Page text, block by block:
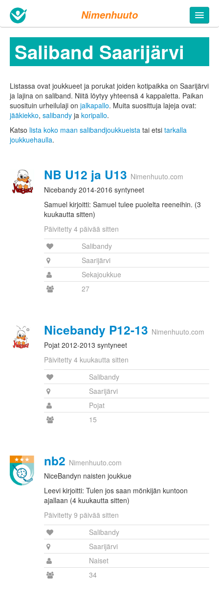
Nimenhuuto
Saliband Saarijärvi
Listassa ovat joukkueet ja porukat joiden kotipaikka on Saarijärvi
ja lajina on saliband. Niitä löytyy yhteensä 4 kappaletta. Paikan
suosituin urheilulaji on jalkapallo. Muita suosittuja lajeja ovat:
jääkiekko, salibandy ja koripallo.
Katso lista koko maan salibandjoukkueista tai etsi tarkalla
joukkuehaulla.
NB U12 ja U13 Nimenhuuto.com
Nicebandy 2014-2016 syntyneet
Samuel kirjoitti: Samuel tulee puolelta reeneihin. (3
kuukautta sitten)
Päivitetty 4 päivää sitten
Salibandy
Saarijärvi
Sekajoukkue
27
Nicebandy P12-13 Nimenhuuto.com
Pojat 2012-2013 syntyneet
Päivitetty 4 kuukautta sitten
Salibandy
Saarijärvi
Pojat
15
nb2 Nimenhuuto.com
NiceBandyn naisten joukkue
Leevi kirjoitti: Tulen jos saan mönkijän kuntoon
ajallaan (4 kuukautta sitten)
Päivitetty 9 päivää sitten
Salibandy
Saarijärvi
Naiset
34